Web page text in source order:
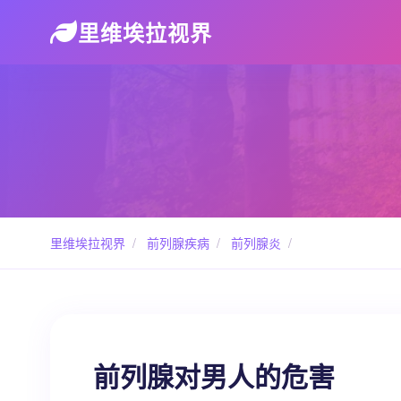
里维埃拉视界
里维埃拉视界 / 前列腺疾病 / 前列腺炎 /
前列腺对男人的危害